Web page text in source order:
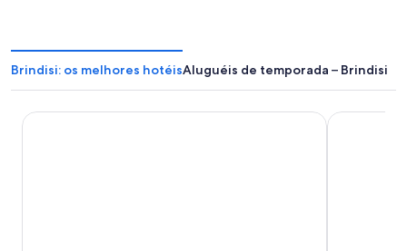
Brindisi: os melhores hotéisAluguéis de temporada – Brindisi
Hotel Orientale Palazzo